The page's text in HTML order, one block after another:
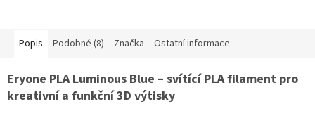
Popis Podobné (8) Značka Ostatní informace
Eryone PLA Luminous Blue – svítící PLA filament pro
kreativní a funkční 3D výtisky